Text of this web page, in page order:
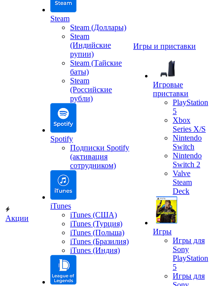
Акции
Steam
Steam (Доллары)
Steam
(Индийские
рупии)
Steam (Тайские
баты)
Steam
(Российские
рубли)
Spotify
Подписки Spotify
(активация
сотрудником)
iTunes
iTunes (США)
iTunes (Турция)
iTunes (Польша)
iTunes (Бразилия)
iTunes (Индия)
Игры и приставки
Игровые
приставки
PlayStation
5
Xbox
Series X/S
Nintendo
Switch
Nintendo
Switch 2
Valve
Steam
Deck
Игры
Игры для
Sony
PlayStation
5
Игры для